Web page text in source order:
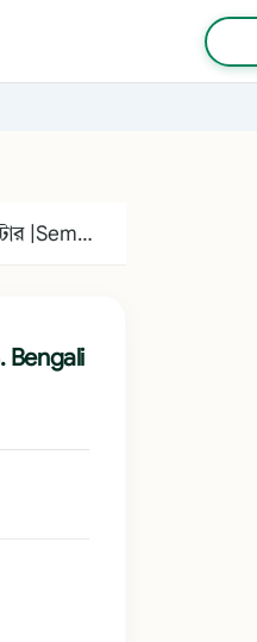
নমুনা প্রশ্ন |Model Question |উচ্চ মাধ্যমিক বাংলা | তৃতীয় সেমেস্টার |Semester -III | H.S. Bengali
Bengali